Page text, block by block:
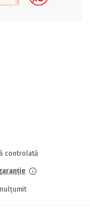
controlată